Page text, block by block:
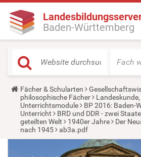
Baden-Württemberg
Fach
Y
o
u
a
r
e
h
Fächer & Schularten
philosophische Fächer
Unterrichtsmodule
BP 2016: Baden-
Unterricht
BRD und DDR - zwei
geteilten Welt
1940er Jahre
Der
nach 1945
ab3a.pdf